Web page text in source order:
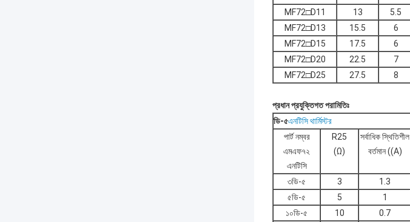
MF72□D11
13 5.5
MF72□D13
15.5 6
MF72□D15
17.5 6
MF72□D20
22.5 7
MF72□D25
27.5 8
প্রধান প্রযুক্তিগত পরামিতিঃ
ডি-৫এনটিসি থার্মিস্টর
পার্ট নম্বর
এমএফ৭২
এনটিসি
R25
(Ω)
সর্বাধিক স্থিতিশীল
বর্তমান ((A)
৩ডি-৫ 3 1.3
৫ডি-৫
5 1
১০ডি-৫
10 0.7